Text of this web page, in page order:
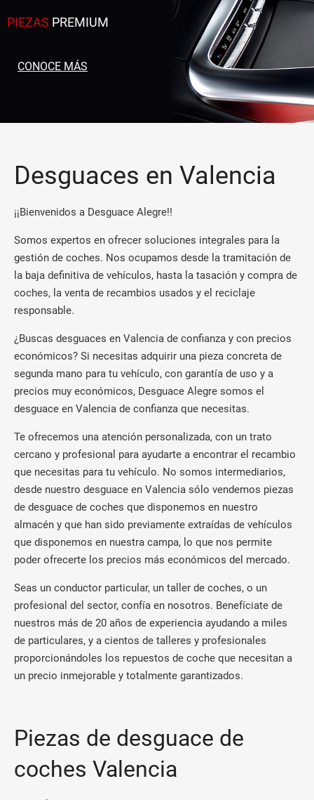
PIEZAS PREMIUM
CONOCE MÁS
Desguaces en Valencia
¡¡Bienvenidos a Desguace Alegre!!
Somos expertos en ofrecer soluciones integrales para la
gestión de coches. Nos ocupamos desde la tramitación de
la baja definitiva de vehículos, hasta la tasación y compra de
coches, la venta de recambios usados y el reciclaje
responsable.
¿Buscas desguaces en Valencia de confianza y con precios
económicos? Si necesitas adquirir una pieza concreta de
segunda mano para tu vehículo, con garantía de uso y a
precios muy económicos, Desguace Alegre somos el
desguace en Valencia de confianza que necesitas.
Te ofrecemos una atención personalizada, con un trato
cercano y profesional para ayudarte a encontrar el recambio
que necesitas para tu vehículo. No somos intermediarios,
desde nuestro desguace en Valencia sólo vendemos piezas
de desguace de coches que disponemos en nuestro
almacén y que han sido previamente extraídas de vehículos
que disponemos en nuestra campa, lo que nos permite
poder ofrecerte los precios más económicos del mercado.
Seas un conductor particular, un taller de coches, o un
profesional del sector, confía en nosotros. Benefíciate de
nuestros más de 20 años de experiencia ayudando a miles
de particulares, y a cientos de talleres y profesionales
proporcionándoles los repuestos de coche que necesitan a
un precio inmejorable y totalmente garantizados.
Piezas de desguace de
coches Valencia